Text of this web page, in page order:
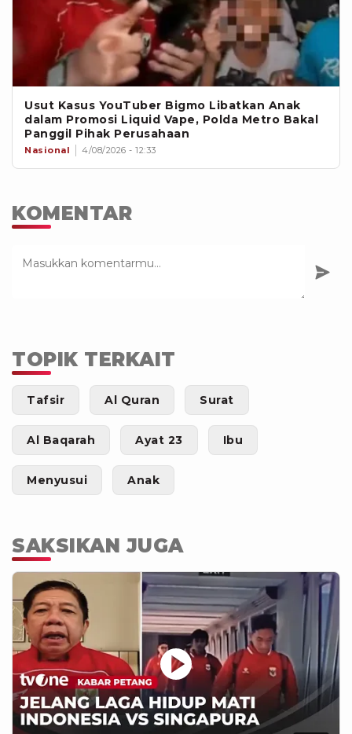
Usut Kasus YouTuber Bigmo Libatkan Anak
dalam Promosi Liquid Vape, Polda Metro Bakal
Panggil Pihak Perusahaan
Nasional 4/08/2026 - 12:33
KOMENTAR
TOPIK TERKAIT
Tafsir Al Quran Surat
Al Baqarah Ayat 23 Ibu
Menyusui Anak
SAKSIKAN JUGA